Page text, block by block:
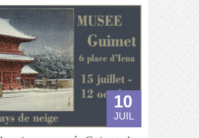
10
JUIL